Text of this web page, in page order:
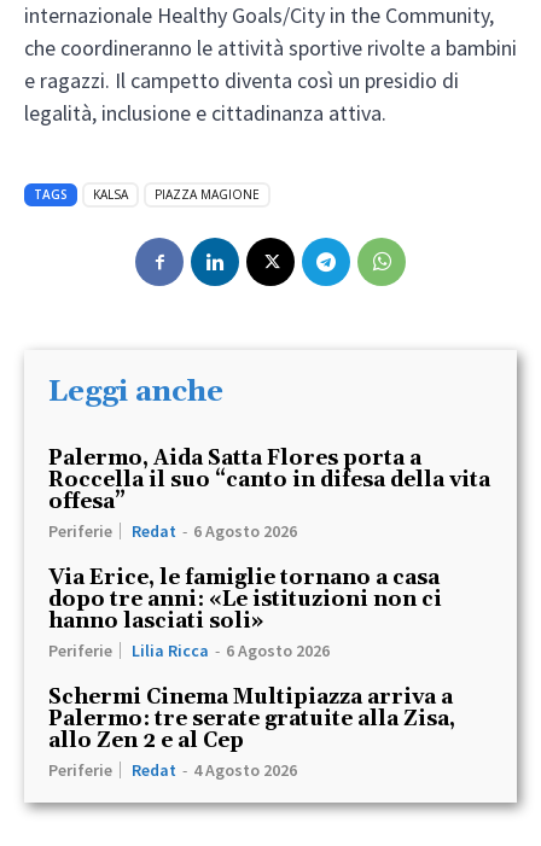
internazionale Healthy Goals/City in the Community,
che coordineranno le attività sportive rivolte a bambini
e ragazzi. Il campetto diventa così un presidio di
legalità, inclusione e cittadinanza attiva.
TAGS KALSA PIAZZA MAGIONE
Leggi anche
Palermo, Aida Satta Flores porta a
Roccella il suo “canto in difesa della vita
offesa”
Periferie Redat - 6 Agosto 2026
Via Erice, le famiglie tornano a casa
dopo tre anni: «Le istituzioni non ci
hanno lasciati soli»
Periferie Lilia Ricca - 6 Agosto 2026
Schermi Cinema Multipiazza arriva a
Palermo: tre serate gratuite alla Zisa,
allo Zen 2 e al Cep
Periferie Redat - 4 Agosto 2026